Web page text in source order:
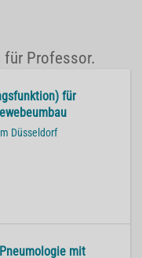
für Professor.
für
Düsseldorf
mit